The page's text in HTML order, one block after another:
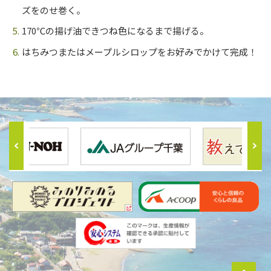
ズをのせ巻く。
170℃の揚げ油できつね色になるまで揚げる。
はちみつまたはメープルシロップをお好みでかけて完成！